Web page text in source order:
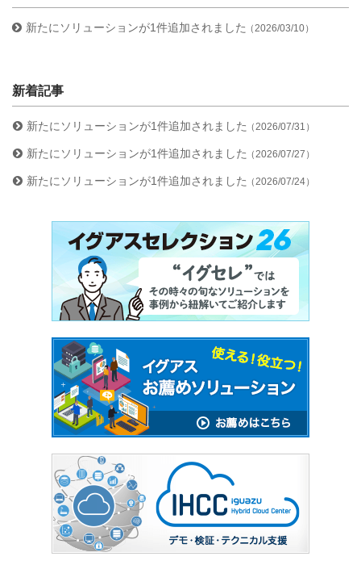
新たにソリューションが1件追加されました （2026/03/10）
新着記事
新たにソリューションが1件追加されました （2026/07/31）
新たにソリューションが1件追加されました （2026/07/27）
新たにソリューションが1件追加されました （2026/07/24）